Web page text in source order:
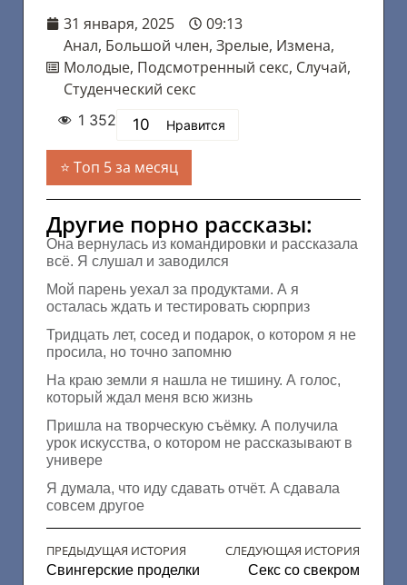
31 января, 2025
09:13
Анал, Большой член, Зрелые, Измена,
Молодые, Подсмотренный секс, Случай,
Студенческий секс
1 352 10 Нравится
Топ 5 за месяц
Другие порно рассказы:
Она вернулась из командировки и рассказала
всё. Я слушал и заводился
Мой парень уехал за продуктами. А я
осталась ждать и тестировать сюрприз
Тридцать лет, сосед и подарок, о котором я не
просила, но точно запомню
На краю земли я нашла не тишину. А голос,
который ждал меня всю жизнь
Пришла на творческую съёмку. А получила
урок искусства, о котором не рассказывают в
универе
Я думала, что иду сдавать отчёт. А сдавала
совсем другое
ПРЕДЫДУЩАЯ ИСТОРИЯ
Свингерские проделки
СЛЕДУЮЩАЯ ИСТОРИЯ
Секс со свекром